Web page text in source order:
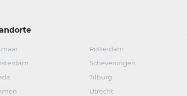
Rotterdam
Scheveningen
Tilburg
Utrecht